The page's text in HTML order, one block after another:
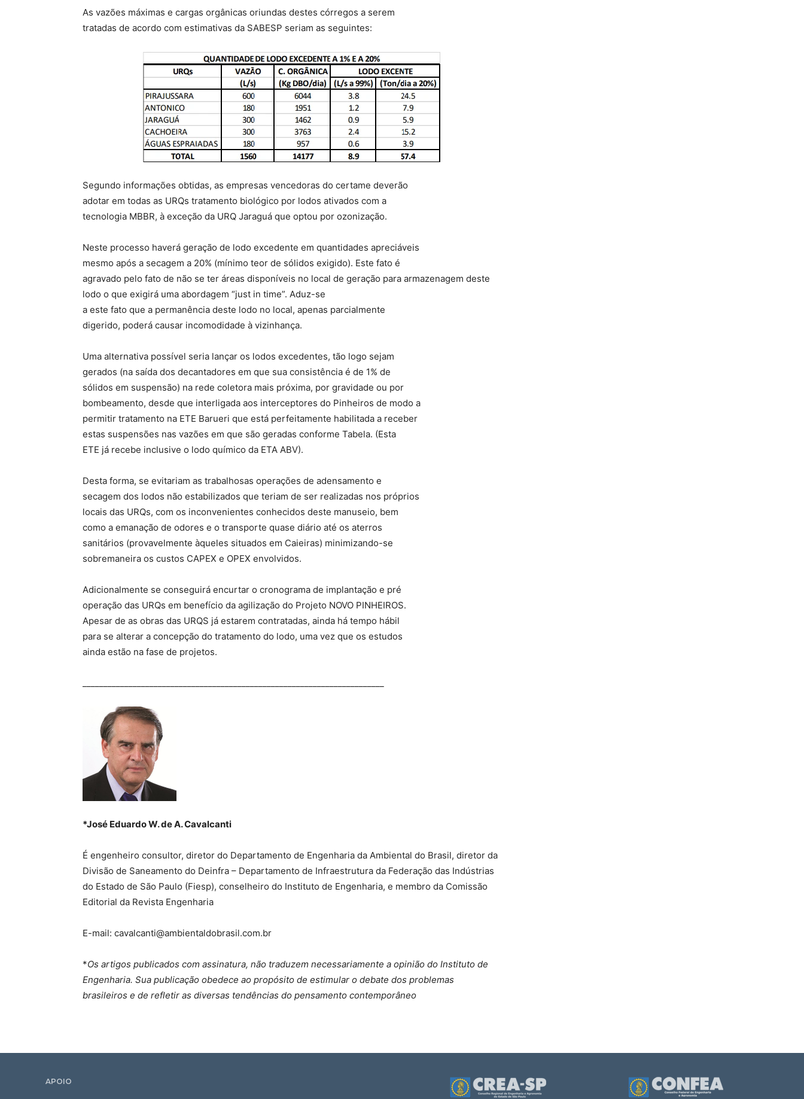
As vazões máximas e cargas orgânicas oriundas destes córregos a serem
tratadas de acordo com estimativas da SABESP seriam as seguintes:
Segundo informações obtidas, as empresas vencedoras do certame deverão
adotar em todas as URQs tratamento biológico por lodos ativados com a
tecnologia MBBR, à exceção da URQ Jaraguá que optou por ozonização.
Neste processo haverá geração de lodo excedente em quantidades apreciáveis
mesmo após a secagem a 20% (mínimo teor de sólidos exigido). Este fato é
agravado pelo fato de não se ter áreas disponíveis no local de geração para armazenagem deste
lodo o que exigirá uma abordagem “just in time”. Aduz-se
a este fato que a permanência deste lodo no local, apenas parcialmente
digerido, poderá causar incomodidade à vizinhança.
Uma alternativa possível seria lançar os lodos excedentes, tão logo sejam
gerados (na saída dos decantadores em que sua consistência é de 1% de
sólidos em suspensão) na rede coletora mais próxima, por gravidade ou por
bombeamento, desde que interligada aos interceptores do Pinheiros de modo a
permitir tratamento na ETE Barueri que está perfeitamente habilitada a receber
estas suspensões nas vazões em que são geradas conforme Tabela. (Esta
ETE já recebe inclusive o lodo químico da ETA ABV).
Desta forma, se evitariam as trabalhosas operações de adensamento e
secagem dos lodos não estabilizados que teriam de ser realizadas nos próprios
locais das URQs, com os inconvenientes conhecidos deste manuseio, bem
como a emanação de odores e o transporte quase diário até os aterros
sanitários (provavelmente àqueles situados em Caieiras) minimizando-se
sobremaneira os custos CAPEX e OPEX envolvidos.
Adicionalmente se conseguirá encurtar o cronograma de implantação e pré
operação das URQs em benefício da agilização do Projeto NOVO PINHEIROS.
Apesar de as obras das URQS já estarem contratadas, ainda há tempo hábil
para se alterar a concepção do tratamento do lodo, uma vez que os estudos
ainda estão na fase de projetos.
*José Eduardo W. de A. Cavalcanti
É engenheiro consultor, diretor do Departamento de Engenharia da Ambiental do Brasil, diretor da
Divisão de Saneamento do Deinfra – Departamento de Infraestrutura da Federação das Indústrias
do Estado de São Paulo (Fiesp), conselheiro do Instituto de Engenharia, e membro da Comissão
Editorial da Revista Engenharia
E-mail: cavalcanti@ambientaldobrasil.com.br
*Os artigos publicados com assinatura, não traduzem necessariamente a opinião do Instituto de
Engenharia. Sua publicação obedece ao propósito de estimular o debate dos problemas
brasileiros e de refletir as diversas tendências do pensamento contemporâneo
APOIO